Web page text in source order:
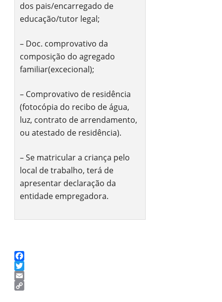
dos pais/encarregado de
educação/tutor legal;
– Doc. comprovativo da
composição do agregado
familiar(excecional);
– Comprovativo de residência
(fotocópia do recibo de água,
luz, contrato de arrendamento,
ou atestado de residência).
– Se matricular a criança pelo
local de trabalho, terá de
apresentar declaração da
entidade empregadora.
Facebook
Twitter
Email